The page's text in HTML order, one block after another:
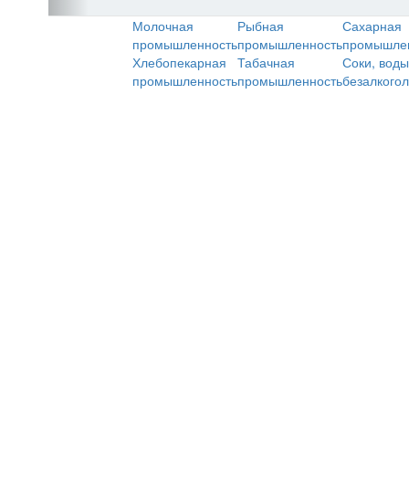
Молочная
промышленность
Рыбная
промышленность
Сахарная
Хлебопекарная
промышленность
Табачная
промышленность
Соки,